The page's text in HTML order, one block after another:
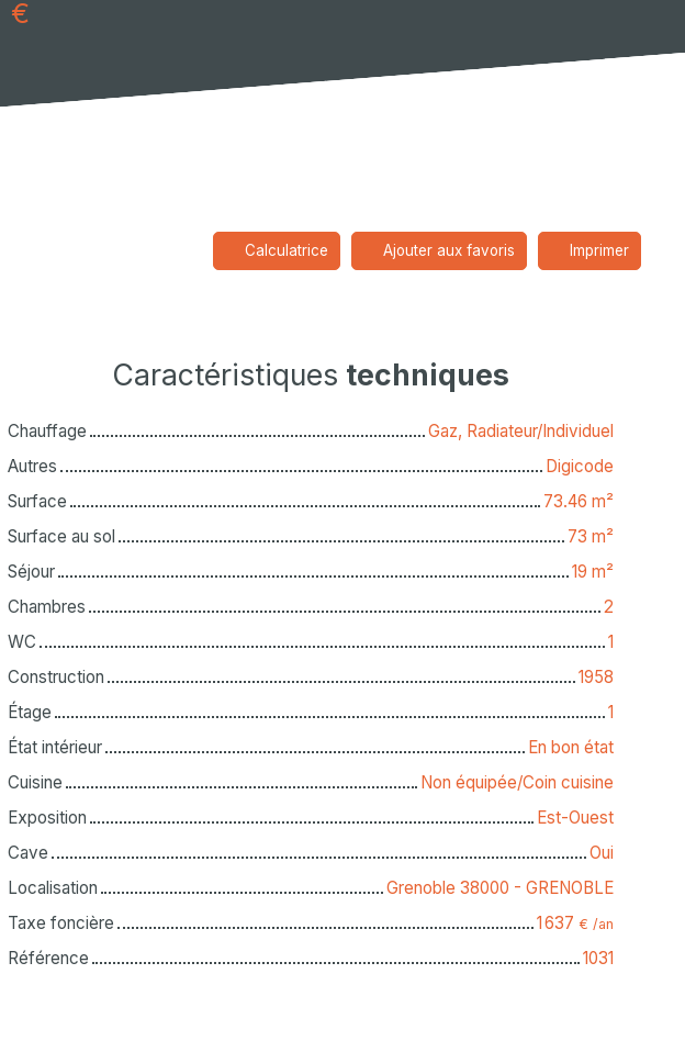
€
Calculatrice Ajouter aux favoris Imprimer
Caractéristiques techniques
Chauffage
Gaz, Radiateur/Individuel
Autres
Digicode
Surface
73.46 m²
Surface au sol
73 m²
Séjour
19 m²
Chambres
2
WC
1
Construction
1958
Étage
1
État intérieur
En bon état
Cuisine
Non équipée/Coin cuisine
Exposition
Est-Ouest
Cave
Oui
Localisation
Grenoble 38000 - GRENOBLE
Taxe foncière
1 637 € /an
Référence 1031